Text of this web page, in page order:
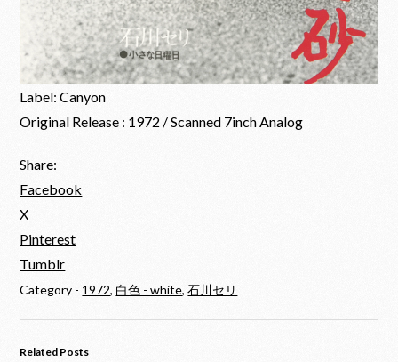
Label: Canyon
Original Release : 1972 / Scanned 7inch Analog
Share:
Facebook
X
Pinterest
Tumblr
Category - 1972, 白色 - white,石川セリ
Related Posts